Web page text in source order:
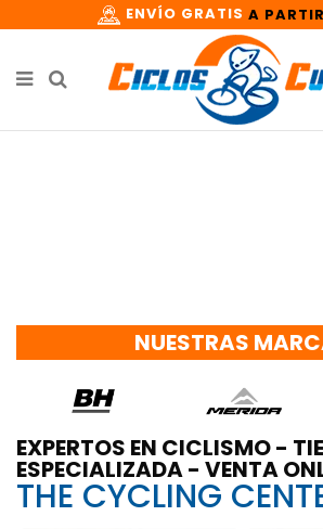
ENVÍO GRATIS A
NUESTRAS
EXPERTOS EN CICLISMO -
ESPECIALIZADA - VENTA
THE CYCLING